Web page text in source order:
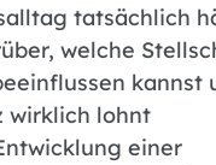
tatsächlich
welche
kannst
wirklich lohnt
einer